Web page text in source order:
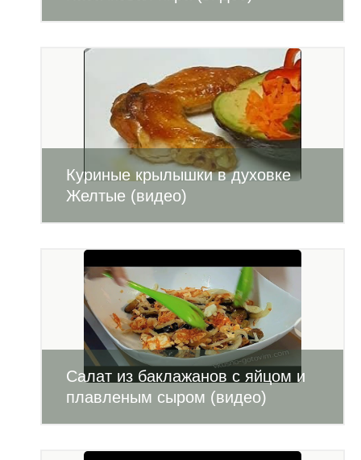
Куриные крылышки в духовке
Желтые (видео)
Салат из баклажанов с яйцом и
плавленым сыром (видео)